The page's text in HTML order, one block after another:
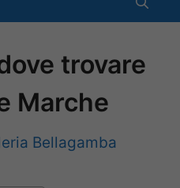
trovare
Marche
Bellagamba